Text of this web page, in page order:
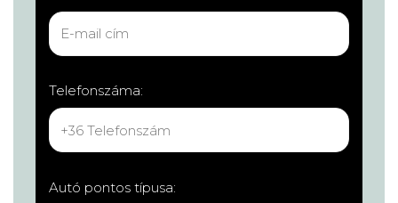
Telefonszáma:
Autó pontos típusa: